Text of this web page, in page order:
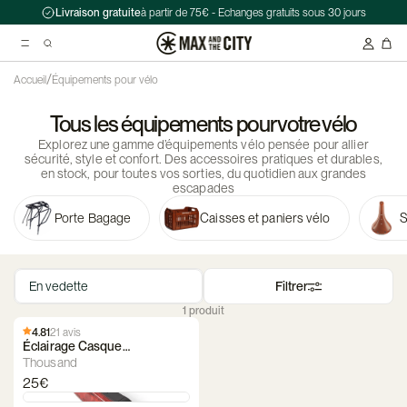
Livraison gratuiteà partir de 75€ - Echanges gratuits sous 30 jours
Recherche suggérées
Antivol chaîne Kryptonite Evolution Series 4 1090 - 90 cm
Casque Abus HUD-Y ACE
Double sacoche Porte-Bagage - Ortlieb - Back-Roller Classic
Accueil/Équipements pour vélo
Tous les équipements pour votre vélo
Explorez une gamme d’équipements vélo pensée pour allier
sécurité, style et confort. Des accessoires pratiques et durables,
en stock, pour toutes vos sorties, du quotidien aux grandes
escapades
Porte Bagage Caisses et paniers vélo
1 produit
Filtrer
4.8121 avis
Éclairage Casque
Magnétique Thousand
Heritage 2.0
Thousand
25€